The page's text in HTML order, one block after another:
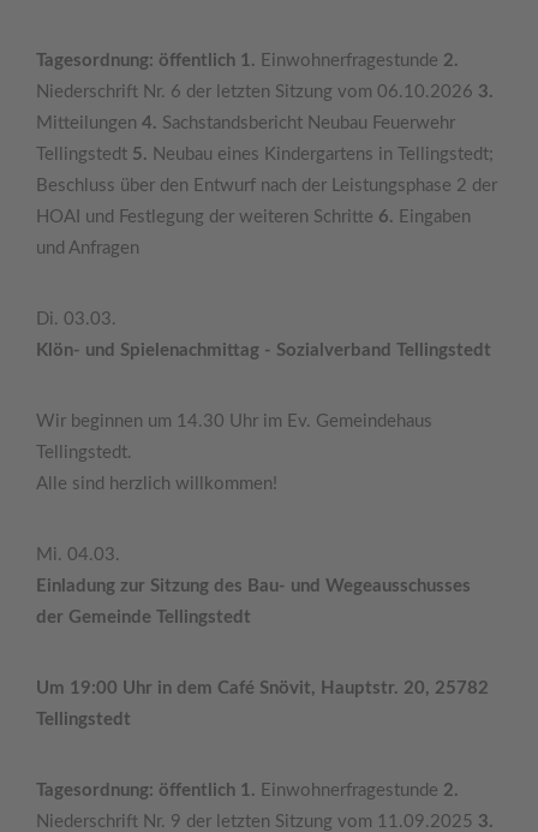
Tagesordnung: öffentlich 1. Einwohnerfragestunde 2.
Niederschrift Nr. 6 der letzten Sitzung vom 06.10.2026 3.
Mitteilungen 4. Sachstandsbericht Neubau Feuerwehr
Tellingstedt 5. Neubau eines Kindergartens in Tellingstedt;
Beschluss über den Entwurf nach der Leistungsphase 2 der
HOAI und Festlegung der weiteren Schritte 6. Eingaben
und Anfragen
Di. 03.03.
Klön- und Spielenachmittag - Sozialverband Tellingstedt
Wir beginnen um 14.30 Uhr im Ev. Gemeindehaus
Tellingstedt.
Alle sind herzlich willkommen!
Mi. 04.03.
Einladung zur Sitzung des Bau- und Wegeausschusses
der Gemeinde Tellingstedt
Um 19:00 Uhr in dem Café Snövit, Hauptstr. 20, 25782
Tellingstedt
Tagesordnung: öffentlich 1. Einwohnerfragestunde 2.
Niederschrift Nr. 9 der letzten Sitzung vom 11.09.2025 3.